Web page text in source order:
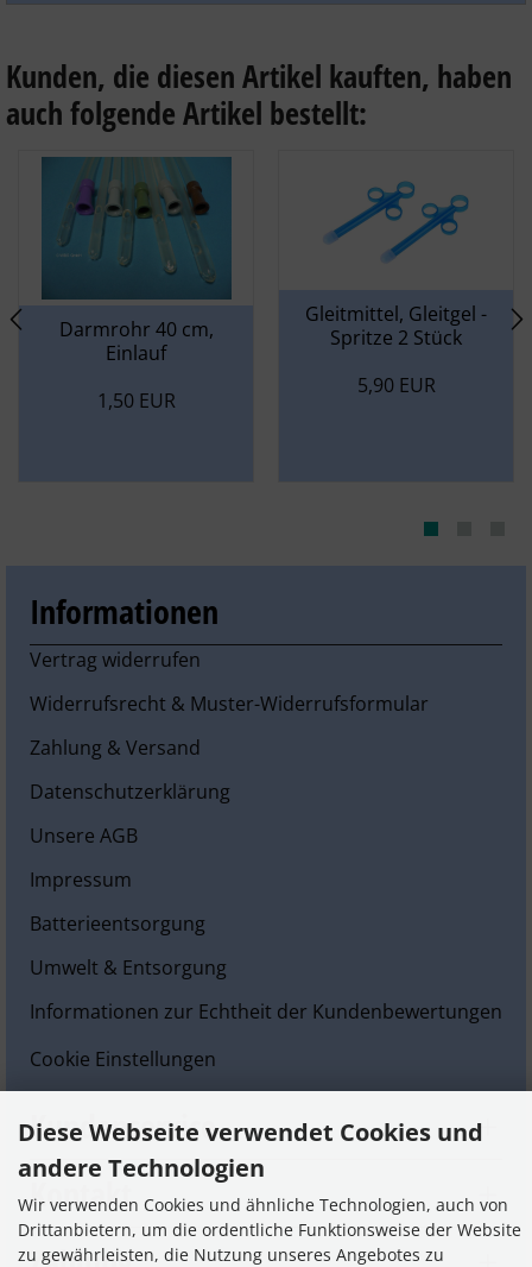
Kunden, die diesen Artikel kauften, haben
auch folgende Artikel bestellt:
Darmrohr 40 cm,
Einlauf
1,50 EUR
Gleitmittel, Gleitgel -
Spritze 2 Stück
5,90 EUR
Informationen
Vertrag widerrufen
Widerrufsrecht & Muster-Widerrufsformular
Zahlung & Versand
Datenschutzerklärung
Unsere AGB
Impressum
Batterieentsorgung
Umwelt & Entsorgung
Informationen zur Echtheit der Kundenbewertungen
Cookie Einstellungen
Kundenservice
Kontakt
Diese Webseite verwendet Cookies und
andere Technologien
Wir verwenden Cookies und ähnliche Technologien, auch von
Drittanbietern, um die ordentliche Funktionsweise der Website
zu gewährleisten, die Nutzung unseres Angebotes zu